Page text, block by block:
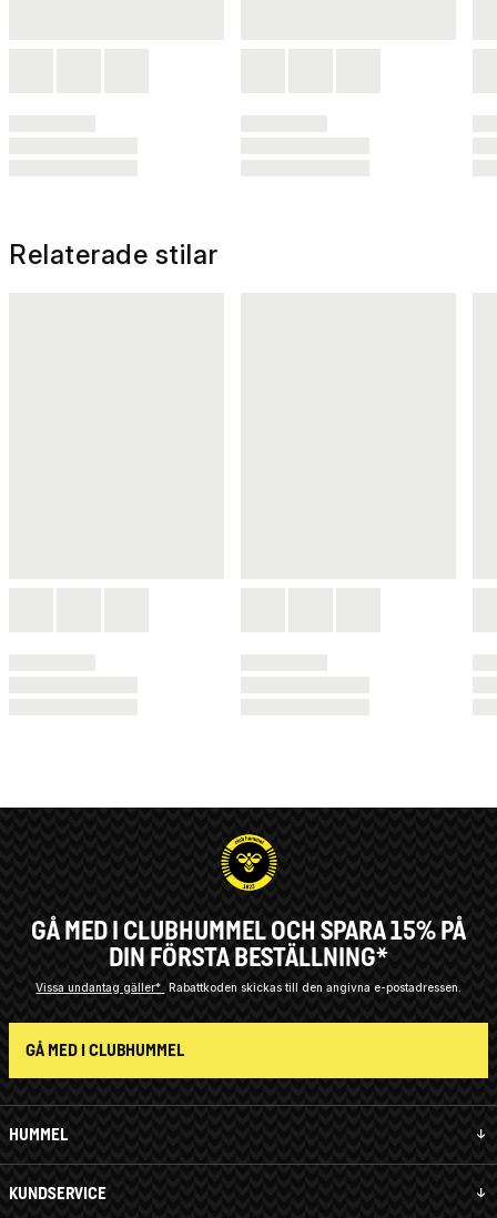
Relaterade stilar
HUMMEL
KUNDSERVICE
GÅ MED I CLUBHUMMEL OCH SPARA 15% PÅ
DIN FÖRSTA BESTÄLLNING*
Vissa undantag gäller* Rabattkoden skickas till den angivna e-postadressen.
GÅ MED I CLUBHUMMEL